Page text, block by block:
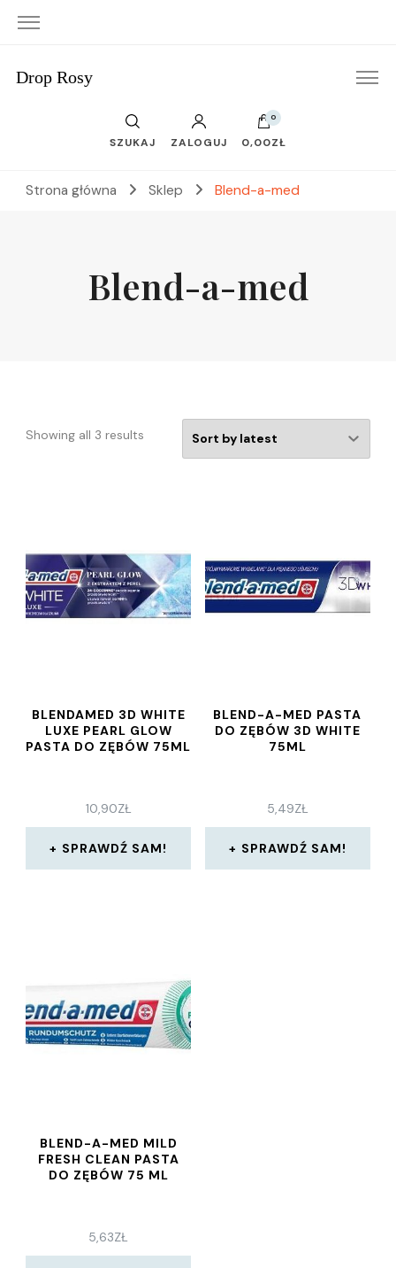
Drop Rosy
SZUKAJ ZALOGUJ
0
0,00ZŁ
Strona główna Sklep Blend-a-med
Blend-a-med
Showing all 3 results
BLENDAMED 3D WHITE
LUXE PEARL GLOW
PASTA DO ZĘBÓW 75ML
10,90ZŁ
SPRAWDŹ SAM!
BLEND-A-MED PASTA
DO ZĘBÓW 3D WHITE
75ML
5,49ZŁ
SPRAWDŹ SAM!
BLEND-A-MED MILD
FRESH CLEAN PASTA
DO ZĘBÓW 75 ML
5,63ZŁ